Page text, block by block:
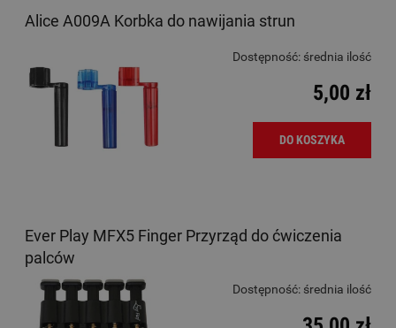
Alice A009A Korbka do nawijania strun
Dostępność: średnia ilość
5,00 zł
DO KOSZYKA
Ever Play MFX5 Finger Przyrząd do ćwiczenia
palców
Dostępność: średnia ilość